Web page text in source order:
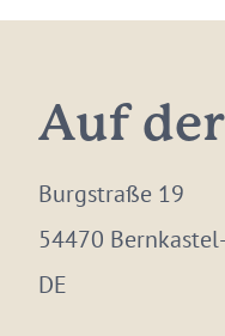
Auf
Burgstraße 19
54470
DE